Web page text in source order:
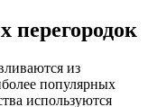
перегородок
из
популярных
используются